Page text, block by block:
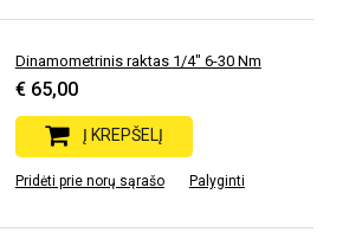
Dinamometrinis raktas 1/4" 6-30 Nm
€ 65,00
Į KREPŠELĮ
Pridėti prie norų sąrašo Palyginti